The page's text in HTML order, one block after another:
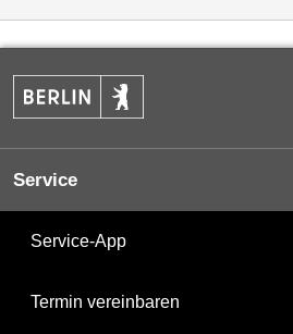
Service
Service-App
Termin vereinbaren